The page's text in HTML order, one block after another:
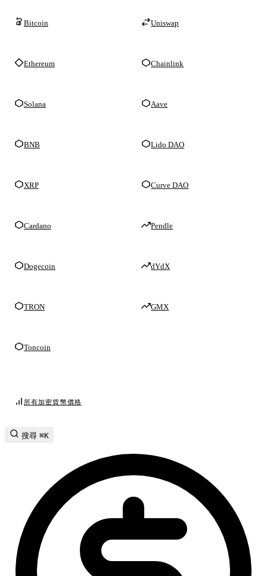
Bitcoin
Ethereum
Solana
BNB
XRP
Cardano
Dogecoin
TRON
Toncoin
Uniswap
Chainlink
Aave
Lido DAO
Curve DAO
Pendle
dYdX
GMX
所有加密貨幣價格
搜尋 ⌘K